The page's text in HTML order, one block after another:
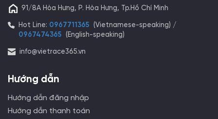
91/8A Hòa Hưng, P. Hòa Hưng, Tp.Hồ Chí Minh
Hot Line: 0967711365 (Vietnamese-speaking) /
0967474365 (English-speaking)
info@vietrace365.vn
Hướng dẫn
Hướng dẫn đăng nhập
Hướng dẫn thanh toán